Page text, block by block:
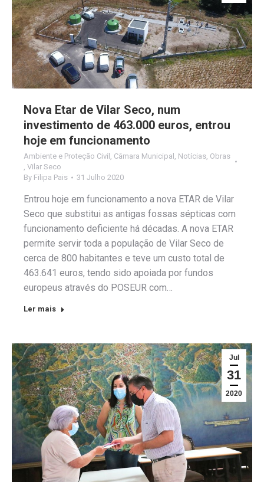
Nova Etar de Vilar Seco, num
investimento de 463.000 euros, entrou
hoje em funcionamento
Ambiente e Proteção Civil , Câmara Municipal , Notícias, Obras
, Vilar Seco
By Filipa Pais 31 Julho 2020
Entrou hoje em funcionamento a nova ETAR de Vilar
Seco que substitui as antigas fossas sépticas com
funcionamento deficiente há décadas. A nova ETAR
permite servir toda a população de Vilar Seco de
cerca de 800 habitantes e teve um custo total de
463.641 euros, tendo sido apoiada por fundos
europeus através do POSEUR com…
Ler mais
Jul
31
2020